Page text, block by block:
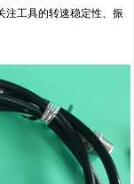
注工具的转速稳定性、振